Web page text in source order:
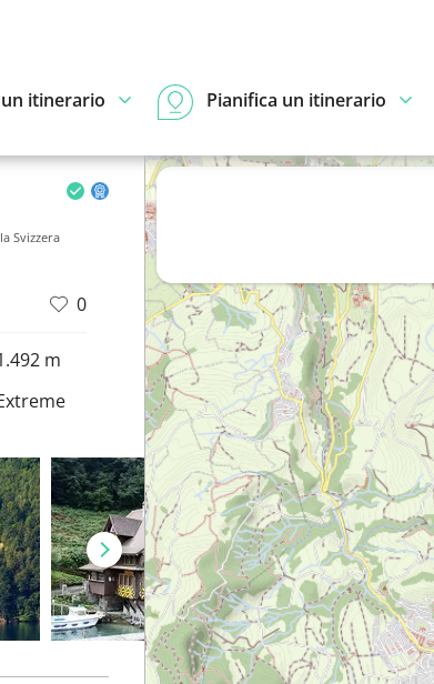
un itinerario Pianifica un itinerario
Svizzera
0
m